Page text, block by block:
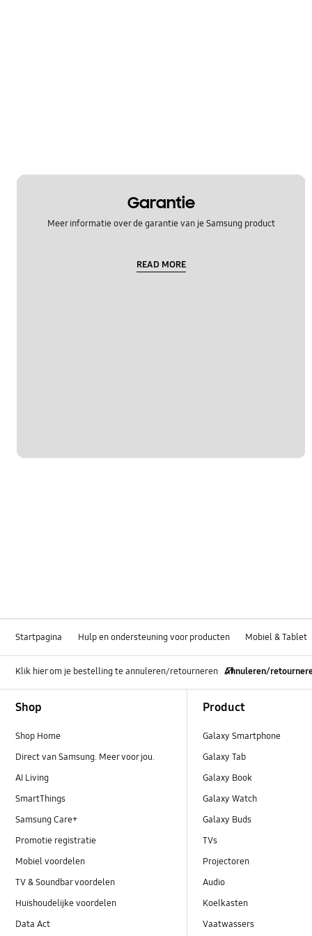
Garantie
Meer informatie over de garantie van je Samsung product
READ MORE
Startpagina Hulp en ondersteuning voor producten Mobiel & Tablet
Klik hier om je bestelling te annuleren/retourneren Annuleren/
Shop
Shop Home
Direct van Samsung. Meer voor jou.
AI Living
SmartThings
Samsung Care+
Promotie registratie
Mobiel voordelen
TV & Soundbar voordelen
Huishoudelijke voordelen
Data Act
Product
Galaxy Smartphone
Galaxy Tab
Galaxy Book
Galaxy Watch
Galaxy Buds
TVs
Projectoren
Audio
Koelkasten
Vaatwassers